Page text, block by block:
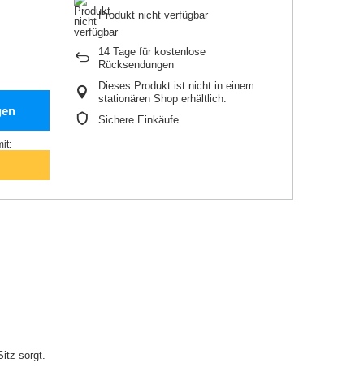
Produkt nicht verfügbar
14 Tage für kostenlose
Rücksendungen
Dieses Produkt ist nicht in einem
stationären Shop erhältlich.
Sichere Einkäufe
sorgt.